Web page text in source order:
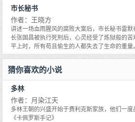
许天凤夫妇捍卫民权的钉子精神和经过改革开放
胸怀。《大房地产商》充分体现了王晓方执意大
和社会现象的意图，是作家继《致命漩涡》、
任》、《驻京办主任二》、《市长秘书》之后
房地产的副市长何振东被双规缘于一张神秘的光
建设的森豪国际中心被市国土资源局收回，收
后的黑手，森豪集团房地产开发有限公司董事
森豪国际中心，他下了鱼死网破的决心。
市长秘书
作者：王晓方
讲述一场血雨腥风的腐败大案后，市长秘书雷
长张国昌被执行死刑后，心灵经受了炼狱般的
平上时，所有苟且偷生的人都失去了生命的重
精英蜕变成腐败分子的罪恶过程；讲述了在政
覆辙的悲剧。当雷默再一次目睹了好友迟小牧被
后，他躲在女人怀抱中的一丝温暖也惊得烟消
雷默去神山圣水寻找灵魂能够永生的心灵庄园。
起伏，人物复杂逼真，心理描写细腻生动、布局
起来酣畅淋漓，挖骨易髓，剥茧抽丝，好似一
尽的思索和艺术的震撼。
猜你喜欢的小说
多林
作者：月染江天
多林王朝的兴盛开始于费利克斯家族，他们一
《卡佩罗斯手记》